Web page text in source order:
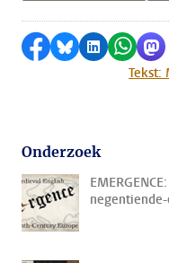
Delen op Facebook
Delen viaDelen op
Delen
Tekst:
Onderzoek